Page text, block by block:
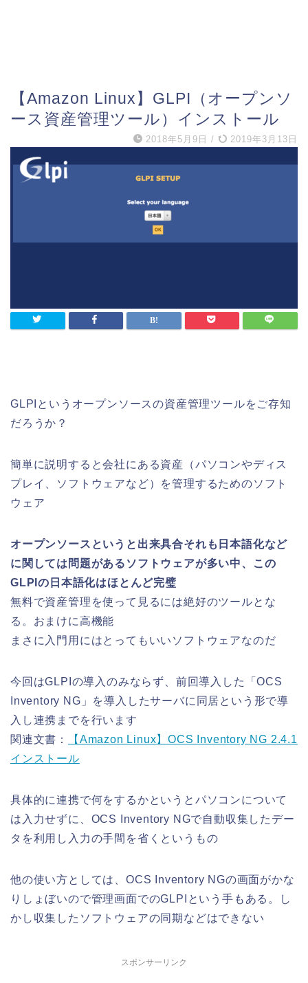
【Amazon Linux】GLPI（オープンソ
ース資産管理ツール）インストール
2018年5月9日 / 2019年3月13日
GLPIというオープンソースの資産管理ツールをご存知
だろうか？
簡単に説明すると会社にある資産（パソコンやディス
プレイ、ソフトウェアなど）を管理するためのソフト
ウェア
オープンソースというと出来具合それも日本語化など
に関しては問題があるソフトウェアが多い中、この
GLPIの日本語化はほとんど完璧
無料で資産管理を使って見るには絶好のツールとな
る。おまけに高機能
まさに入門用にはとってもいいソフトウェアなのだ
今回はGLPIの導入のみならず、前回導入した「OCS
Inventory NG」を導入したサーバに同居という形で導
入し連携までを行います
関連文書：
【Amazon Linux】OCS Inventory NG 2.4.1
インストール
具体的に連携で何をするかというとパソコンについて
は入力せずに、OCS Inventory NGで自動収集したデー
タを利用し入力の手間を省くというもの
他の使い方としては、OCS Inventory NGの画面がかな
りしょぼいので管理画面でのGLPIという手もある。し
かし収集したソフトウェアの同期などはできない
スポンサーリンク